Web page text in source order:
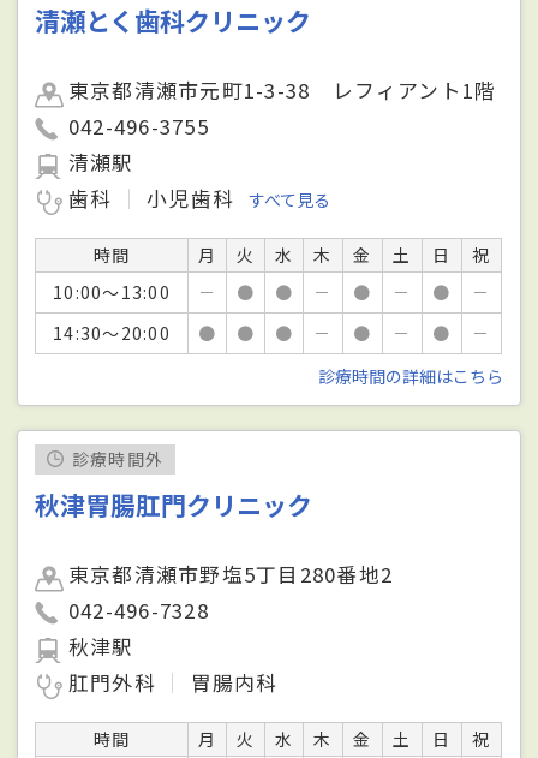
清瀬とく歯科クリニック
東京都清瀬市元町1-3-38 レフィアント1階
042-496-3755
清瀬駅
歯科
小児歯科 すべて見る
時間 月 火 水 木 金 土 日
祝
10:00～13:00
－ ● ● － ● － ●
－
14:30～20:00
● ● ● － ● － ●
－
診療時間の詳細はこちら
診療時間外
秋津胃腸肛門クリニック
東京都清瀬市野塩5丁目280番地2
042-496-7328
秋津駅
肛門外科
胃腸内科
時間 月 火 水 木 金 土 日
祝